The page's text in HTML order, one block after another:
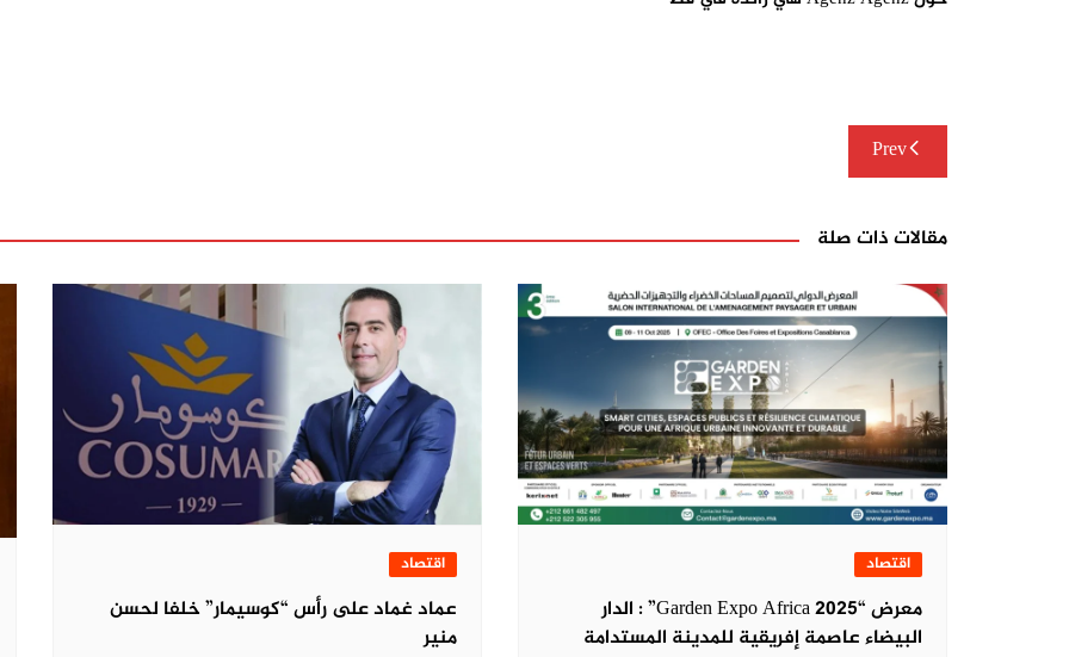
تصفّحPrev
مقالات ذات صلة
اقتصاد
معرض “Garden Expo Africa 2025” : الدار
البيضاء عاصمة إفريقية للمدينة المستدامة
اقتصاد
عماد غماد على رأس “كوسيمار” خلفا لحسن
منير